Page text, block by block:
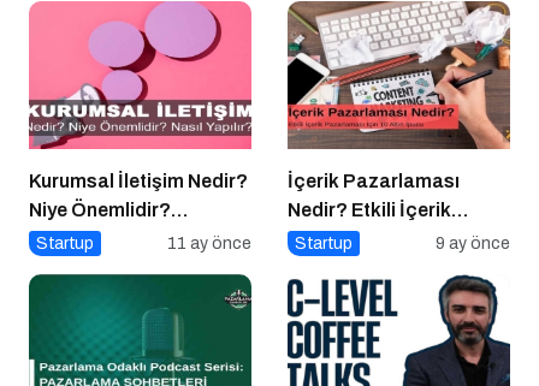
Kurumsal İletişim Nedir?
Niye Önemlidir?
Kurumsal İletişim Nasıl
Startup 11 ay önce
İçerik Pazarlaması
Nedir? Etkili İçerik
Pazarlaması İçin 10
Startup 9 ay önce